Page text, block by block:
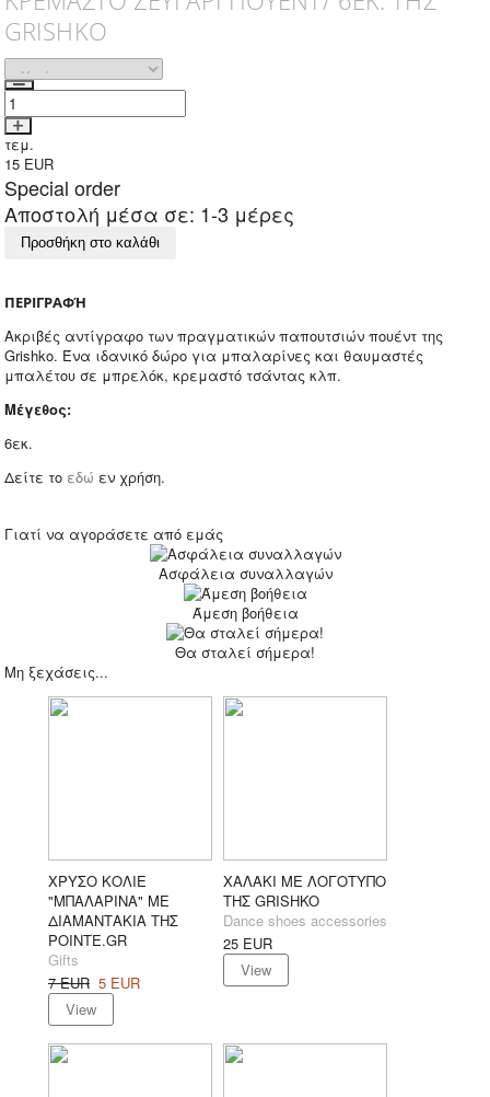
GRISHKO
τεμ.
15 EUR
Special order
Αποστολή μέσα σε: 1-3 μέρες
Προσθήκη στο καλάθι
ΠΕΡΙΓΡΑΦΉ
Ακριβές αντίγραφο των πραγματικών παπουτσιών πουέντ της
Grishko. Ένα ιδανικό δώρο για μπαλαρίνες και θαυμαστές
μπαλέτου σε μπρελόκ, κρεμαστό τσάντας κλπ.
Μέγεθος:
6εκ.
Δείτε το εδώ εν χρήση.
Γιατί να αγοράσετε από εμάς
Ασφάλεια συναλλαγών
Άμεση βοήθεια
Θα σταλεί σήμερα!
Μη ξεχάσεις...
ΧΡΥΣΟ ΚΟΛΙΕ
"ΜΠΑΛΑΡΙΝΑ" ΜΕ
ΔΙΑΜΑΝΤΑΚΙΑ ΤΗΣ
POINTE.GR
Gifts
7EUR 5 EUR
View
ΧΑΛΑΚΙ ΜΕ ΛΟΓΟΤΥΠΟ
ΤΗΣ GRISHKO
Dance shoes accessories
25 EUR
View